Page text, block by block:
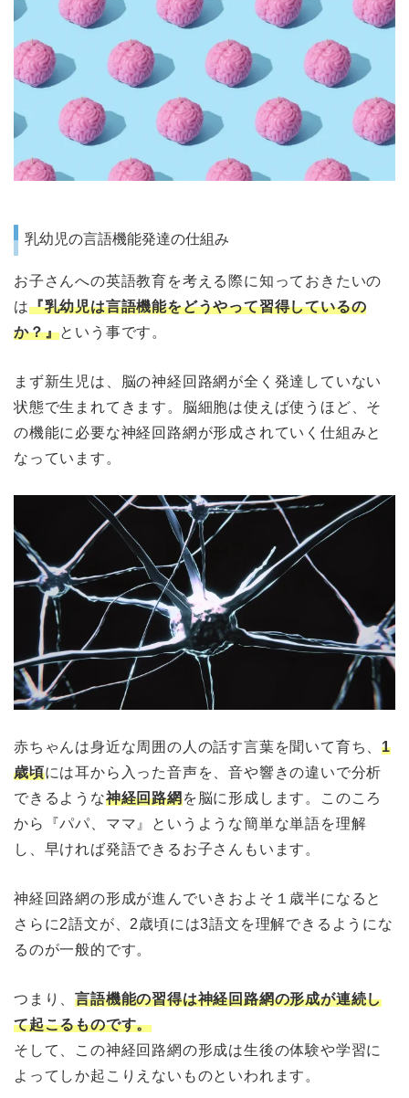
乳幼児の言語機能発達の仕組み
お子さんへの英語教育を考える際に知っておきたいの
は『乳幼児は言語機能をどうやって習得しているの
か？』という事です。
まず新生児は、脳の神経回路網が全く発達していない
状態で生まれてきます。脳細胞は使えば使うほど、そ
の機能に必要な神経回路網が形成されていく仕組みと
なっています。
赤ちゃんは身近な周囲の人の話す言葉を聞いて育ち、1
歳頃には耳から入った音声を、音や響きの違いで分析
できるような神経回路網を脳に形成します。このころ
から『パパ、ママ』というような簡単な単語を理解
し、早ければ発語できるお子さんもいます。
神経回路網の形成が進んでいきおよそ１歳半になると
さらに2語文が、2歳頃には3語文を理解できるようにな
るのが一般的です。
つまり、言語機能の習得は神経回路網の形成が連続し
て起こるものです。
そして、この神経回路網の形成は生後の体験や学習に
よってしか起こりえないものといわれます。